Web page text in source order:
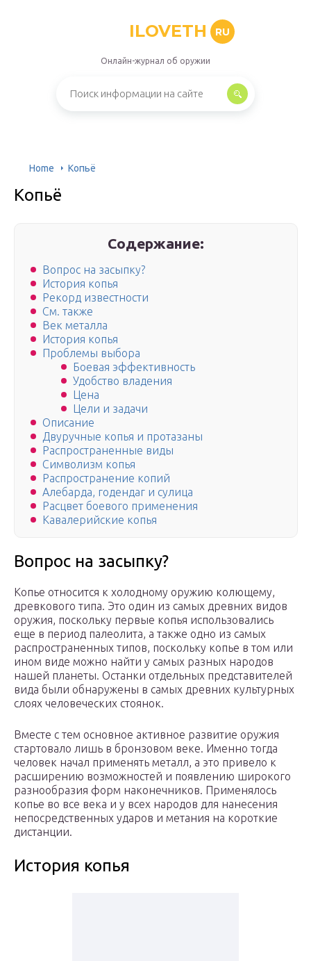
ILOVETH RU
Онлайн-журнал об оружии
Home Копьё
Копьё
Содержание:
Вопрос на засыпку?
История копья
Рекорд известности
См. также
Век металла
История копья
Проблемы выбора
Боевая эффективность
Удобство владения
Цена
Цели и задачи
Описание
Двуручные копья и протазаны
Распространенные виды
Символизм копья
Распространение копий
Алебарда, годендаг и сулица
Расцвет боевого применения
Кавалерийские копья
Вопрос на засыпку?
Копье относится к холодному оружию колющему,
древкового типа. Это один из самых древних видов
оружия, поскольку первые копья использовались
еще в период палеолита, а также одно из самых
распространенных типов, поскольку копье в том или
ином виде можно найти у самых разных народов
нашей планеты. Останки отдельных представителей
вида были обнаружены в самых древних культурных
слоях человеческих стоянок.
Вместе с тем основное активное развитие оружия
стартовало лишь в бронзовом веке. Именно тогда
человек начал применять металл, а это привело к
расширению возможностей и появлению широкого
разнообразия форм наконечников. Применялось
копье во все века и у всех народов для нанесения
непосредственных ударов и метания на короткие
дистанции.
История копья